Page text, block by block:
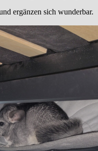
ergänzen sich wunderbar.